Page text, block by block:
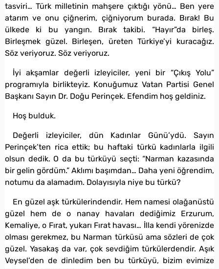
tasviri… Türk milletinin mahşere çıktığı yönü… Ben yere
atarım ve onu çiğnerim, çiğniyorum burada. Bırak! Bu
ülkede ki bu yangın. Bırak takibi. “Hayır”da birleş.
Birleşmek güzel. Birleşen, üreten Türkiye’yi kuracağız.
Söz veriyoruz. Söz veriyoruz.
İyi akşamlar değerli izleyiciler, yeni bir “Çıkış Yolu”
programıyla birlikteyiz. Konuğumuz Vatan Partisi Genel
Başkanı Sayın Dr. Doğu Perinçek. Efendim hoş geldiniz.
Hoş bulduk.
Değerli izleyiciler, dün Kadınlar Günü’ydü. Sayın
Perinçek’ten rica ettik; bu haftaki türkü kadınlarla ilgili
olsun dedik. O da bu türküyü seçti: “Narman kazasında
bir gelin gördüm.” Aklımı başımdan… Daha yeni öğrendim,
notumu da alamadım. Dolayısıyla niye bu türkü?
En güzel aşk türkülerindendir. Hem namesi olağanüstü
güzel hem de o nanay havaları dediğimiz Erzurum,
Kemaliye, o Fırat, yukarı Fırat havası… İlla kendi yörenizde
olması gerekmez, bu Narman türküsü ama sözleri de çok
güzel. Yasakaş da var, çok sevdiğim türkülerdendir. Aşık
Veysel’den de dinledim ben bu türküyü, bizim evimize